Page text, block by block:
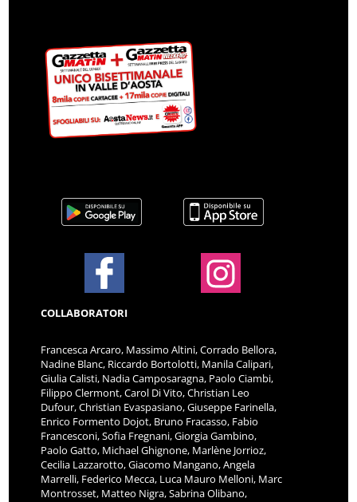
COLLABORATORI
Francesca Arcaro, Massimo Altini, Corrado Bellora,
Nadine Blanc, Riccardo Bortolotti, Manila Calipari,
Giulia Calisti, Nadia Camposaragna, Paolo Ciambi,
Filippo Clermont, Carol Di Vito, Christian Leo
Dufour, Christian Evaspasiano, Giuseppe Farinella,
Enrico Formento Dojot, Bruno Fracasso, Fabio
Francesconi, Sofia Fregnani, Giorgia Gambino,
Paolo Gatto, Michael Ghignone, Marlène Jorrioz,
Cecilia Lazzarotto, Giacomo Mangano, Angela
Marrelli, Federico Mecca, Luca Mauro Melloni, Marc
Montrosset, Matteo Nigra, Sabrina Olibano,